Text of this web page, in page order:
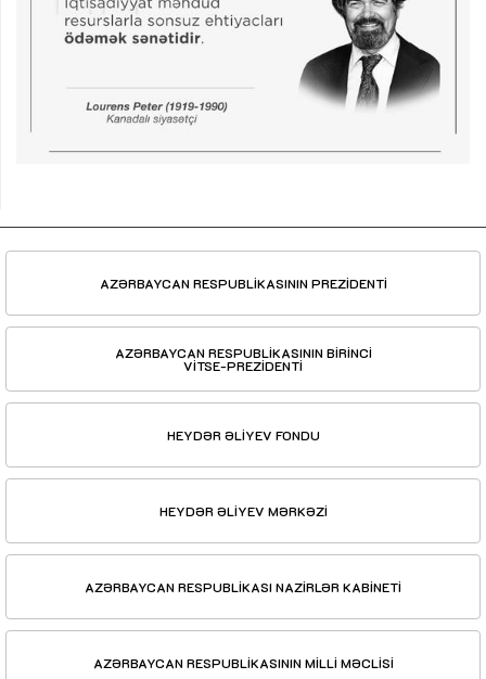
AZƏRBAYCAN RESPUBLİKASININ PREZİDENTİ
AZƏRBAYCAN RESPUBLİKASININ BİRİNCİ
VİTSE-PREZİDENTİ
HEYDƏR ƏLİYEV FONDU
HEYDƏR ƏLİYEV MƏRKƏZİ
AZƏRBAYCAN RESPUBLİKASI NAZİRLƏR KABİNETİ
AZƏRBAYCAN RESPUBLİKASININ MİLLİ MƏCLİSİ